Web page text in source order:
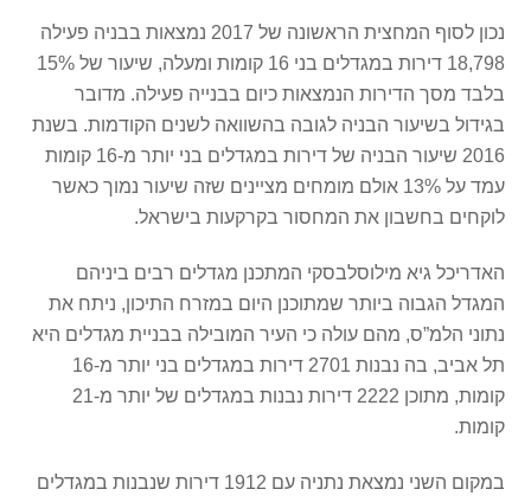
נכון לסוף המחצית הראשונה של 2017 נמצאות בבניה פעילה
18,798 דירות במגדלים בני 16 קומות ומעלה, שיעור של 15%
בלבד מסך הדירות הנמצאות כיום בבנייה פעילה. מדובר
בגידול בשיעור הבניה לגובה בהשוואה לשנים הקודמות. בשנת
2016 שיעור הבניה של דירות במגדלים בני יותר מ-16 קומות
עמד על 13% אולם מומחים מציינים שזה שיעור נמוך כאשר
לוקחים בחשבון את המחסור בקרקעות בישראל.
האדריכל גיא מילוסלבסקי המתכנן מגדלים רבים ביניהם
המגדל הגבוה ביותר שמתוכנן היום במזרח התיכון, ניתח את
נתוני הלמ”ס, מהם עולה כי העיר המובילה בבניית מגדלים היא
תל אביב, בה נבנות 2701 דירות במגדלים בני יותר מ-16
קומות, מתוכן 2222 דירות נבנות במגדלים של יותר מ-21
קומות.
במקום השני נמצאת נתניה עם 1912 דירות שנבנות במגדלים